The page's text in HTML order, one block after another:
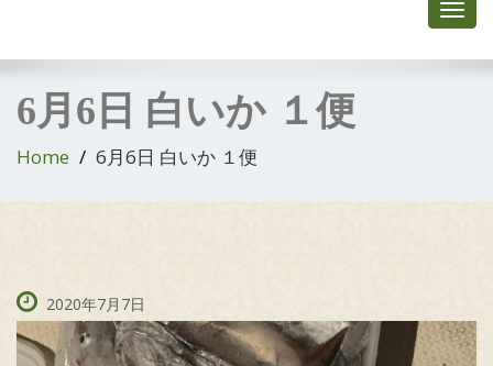
6月6日 白いか １便
Home 6月6日 白いか １便
2020年7月7日